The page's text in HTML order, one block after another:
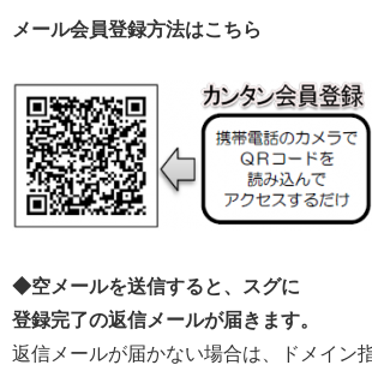
メール会員登録方法はこちら
◆空メールを送信すると、スグに
登録完了の返信メールが届きます。
返信メールが届かない場合は、ドメイン